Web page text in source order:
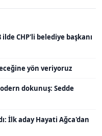
CHP'li belediye başkanı
yön veriyoruz
dokunuş: Sedde
İlk aday Hayati Ağca'dan